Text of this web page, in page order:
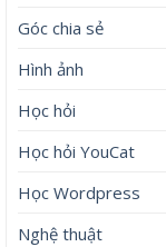
Góc chia sẻ
Hình ảnh
Học hỏi
Học hỏi YouCat
Học Wordpress
Nghệ thuật